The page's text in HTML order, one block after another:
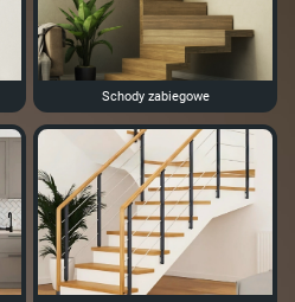
Schody zabiegowe